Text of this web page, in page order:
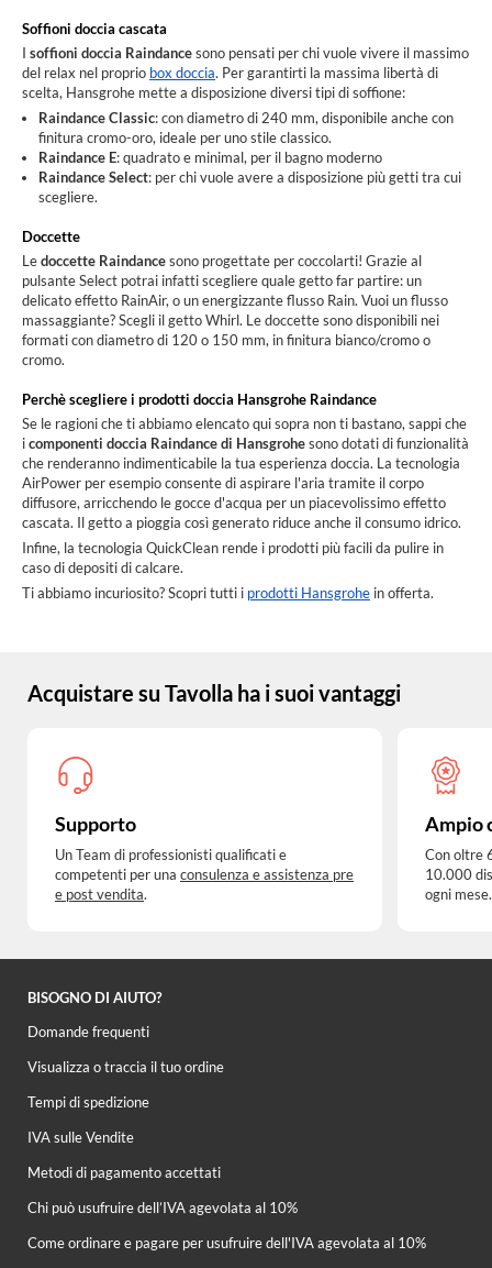
Soffioni doccia cascata
I soffioni doccia Raindancesono pensati per chi vuole vivere il massimo
del relax nel proprio box doccia. Per garantirti la massima libertà di
scelta, Hansgrohe mette a disposizione diversi tipi di soffione:
Raindance Classic: con diametro di 240 mm, disponibile anche con
finitura cromo-oro, ideale per uno stile classico.
Raindance E: quadrato e minimal, per il bagno moderno
Raindance Select: per chi vuole avere a disposizione più getti tra cui
scegliere.
Doccette
Ledoccette Raindancesono progettate per coccolarti! Grazie al
pulsante Select potrai infatti scegliere quale getto far partire: un
delicato effetto RainAir, o un energizzante flusso Rain. Vuoi un flusso
massaggiante? Scegli il getto Whirl. Le doccette sono disponibili nei
formati con diametro di 120 o 150 mm, in finitura bianco/cromo o
cromo.
Perchè scegliere i prodotti doccia Hansgrohe Raindance
Se le ragioni che ti abbiamo elencato qui sopra non ti bastano, sappi che
icomponenti doccia Raindance di Hansgrohesono dotati di funzionalità
che renderanno indimenticabile la tua esperienza doccia. La tecnologia
AirPower per esempio consente di aspirare l'aria tramite il corpo
diffusore, arricchendo le gocce d'acqua per un piacevolissimo effetto
cascata. Il getto a pioggia così generato riduce anche il consumo idrico.
Infine, la tecnologia QuickClean rende i prodotti più facili da pulire in
caso di depositi di calcare.
Ti abbiamo incuriosito? Scopri tutti i prodotti Hansgrohe in offerta.
Acquistare su Tavolla ha i suoi vantaggi
Supporto
Un Team di professionisti qualificati e
competenti per una consulenza e assistenza pre
e post vendita.
Ampio
Con oltre
10.000
ogni mese.
BISOGNO DI AIUTO?
Domande frequenti
Visualizza o traccia il tuo ordine
Tempi di spedizione
IVA sulle Vendite
Metodi di pagamento accettati
Chi può usufruire dell’IVA agevolata al 10%
Come ordinare e pagare per usufruire dell'IVA agevolata al 10%